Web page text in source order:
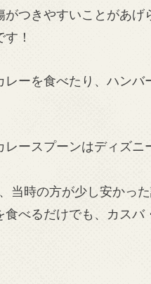
つきやすいことがあ
！
ーを食べたり、ハンバ
レースプーンはディズ
当時の方が少し安かった
べるだけでも、カス